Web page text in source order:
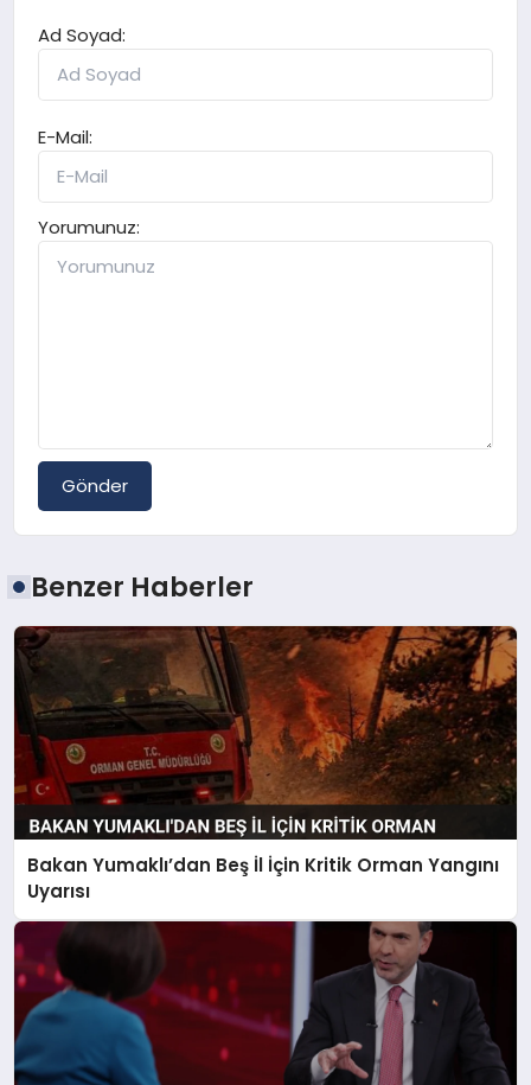
Ad Soyad:
E-Mail:
Yorumunuz:
Gönder
Benzer Haberler
Bakan Yumaklı’dan Beş İl İçin Kritik Orman Yangını
Uyarısı